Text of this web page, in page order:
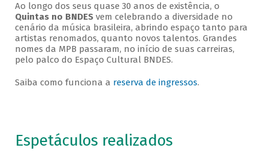
Ao longo dos seus quase 30 anos de existência, o
Quintas no BNDESvem celebrando a diversidade no
cenário da música brasileira, abrindo espaço tanto para
artistas renomados, quanto novos talentos. Grandes
nomes da MPB passaram, no início de suas carreiras,
pelo palco do Espaço Cultural BNDES.
Saiba como funciona a reserva de ingressos.
Espetáculos realizados